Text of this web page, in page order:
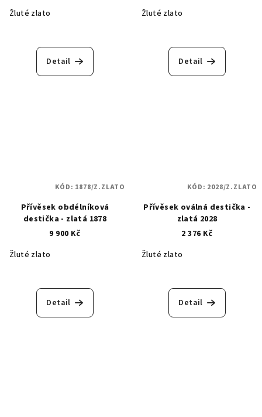
Žluté zlato
Detail
Žluté zlato
Detail
Přívěsek obdélníková
destička - zlatá 1878
9 900 Kč
Žluté zlato
Detail
KÓD: 1878/Z.ZLATO
Přívěsek oválná destička -
zlatá 2028
2 376 Kč
Žluté zlato
Detail
KÓD: 2028/Z.ZLATO